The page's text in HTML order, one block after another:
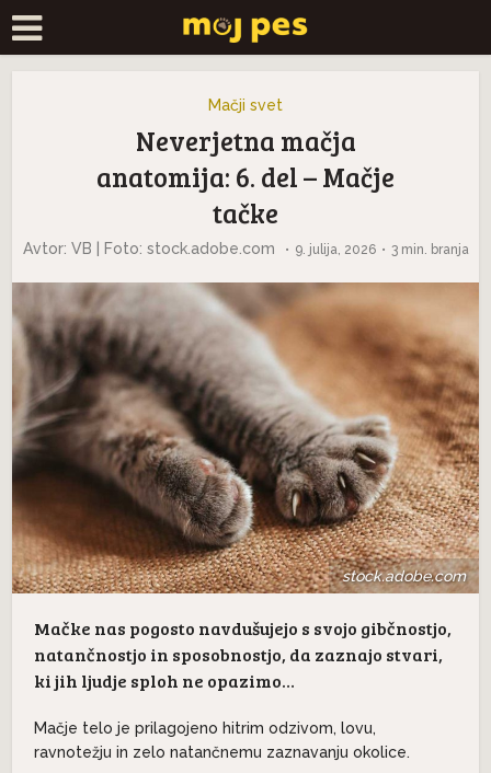
Mačji svet
Neverjetna mačja
anatomija: 6. del – Mačje
tačke
Avtor: VB | Foto: stock.adobe.com 9. julija, 2026 3 min. branja
stock.adobe.com
Mačke nas pogosto navdušujejo s svojo gibčnostjo,
natančnostjo in sposobnostjo, da zaznajo stvari,
ki jih ljudje sploh ne opazimo…
Mačje telo je prilagojeno hitrim odzivom, lovu,
ravnotežju in zelo natančnemu zaznavanju okolice.